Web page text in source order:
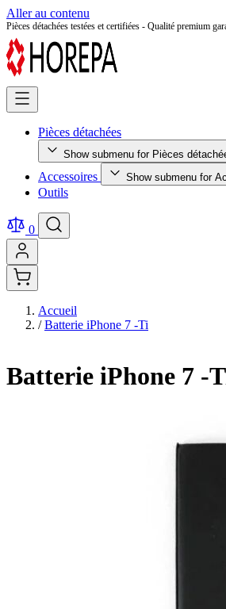
Aller au contenu
Pièces détachées testées et certifiées - Qualité premium
Pièces détachées
Show submenu for Pièces
Accessoires Show submenu for
Outils
0
Accueil
/ Batterie iPhone 7 -Ti
Batterie iPhone 7 -